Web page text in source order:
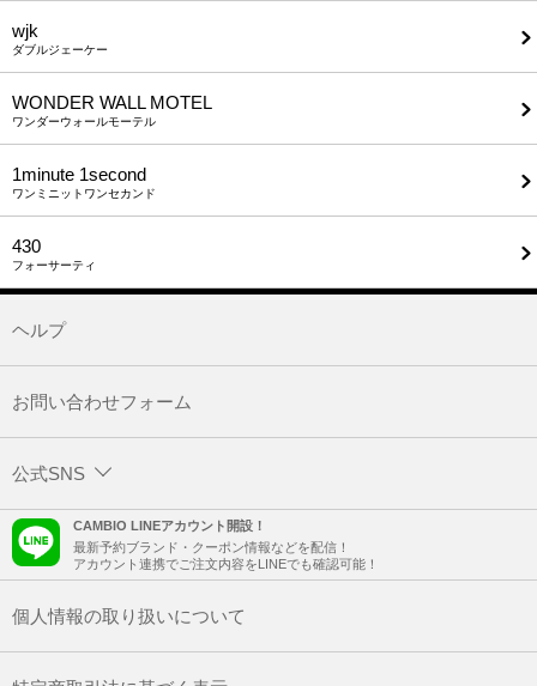
wjk
ダブルジェーケー
WONDER WALL MOTEL
ワンダーウォールモーテル
1minute​ 1second
ワンミニットワンセカンド
430
フォーサーティ
ヘルプ
お問い合わせフォーム
公式SNS
CAMBIO LINEアカウント開設！
最新予約ブランド・クーポン情報などを配信！
アカウント連携でご注文内容をLINEでも確認可能！
個人情報の取り扱いについて